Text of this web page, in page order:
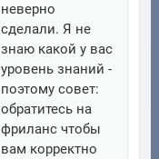
неверно
сделали. Я не
знаю какой у вас
уровень знаний -
поэтому совет:
обратитесь на
фриланс чтобы
вам корректно